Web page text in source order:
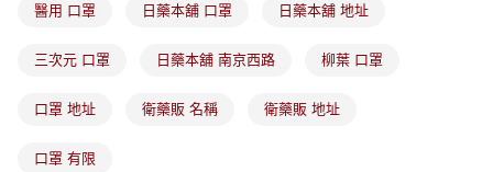
消。如遇「轉專審核」未通過狀況，表示未達大哥付你分期系統評分，恕無
1.分期款項不併入電信帳單，「大哥付你分期」於每月結算日後寄送繳費提
2.透過簡訊連結打開帳單後，可選擇「超商條碼／台灣大直營門市／銀行轉
【注意事項】
7-11取貨付款
醫用 口罩 日藥本舖 口罩 日藥本舖 地址
三次元 口罩 日藥本舖 南京西路 柳葉 口罩
口罩 地址 衛藥販 名稱 衛藥販 地址
口罩 有限